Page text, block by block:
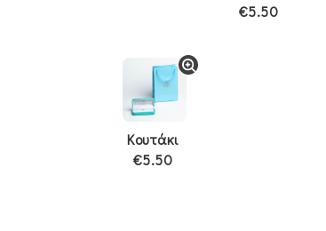
€5.50
Κουτάκι
€5.50